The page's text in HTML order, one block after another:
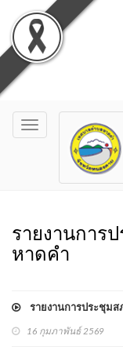
Toggle
navigation
รายงานการ
หาดคำ
รายงานการประชุมส
16 กุมภาพันธ์ 2569